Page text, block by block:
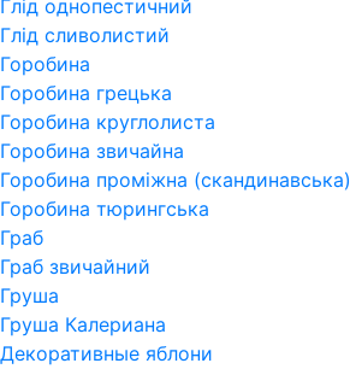
Глід однопестичний
Глід сливолистий
Горобина
Горобина грецька
Горобина круглолиста
Горобина звичайна
Горобина проміжна (скандинавська)
Горобина тюрингська
Граб
Граб звичайний
Груша
Груша Калериана
Декоративные яблони